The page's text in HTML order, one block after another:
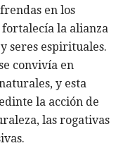
en los
la alianza
seres espirituales.
convivía en
y esta
la acción de
las rogativas